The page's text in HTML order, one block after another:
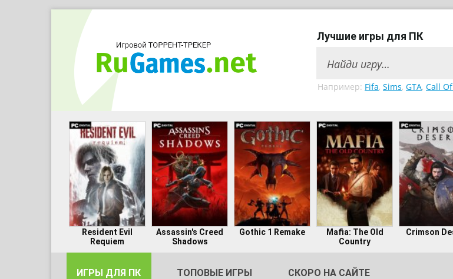
Лучшие игры для ПК
Например: Fifa, Sims, GTA, Call
Resident Evil
Requiem
Assassin's Creed
Shadows
Gothic 1 Remake
Mafia: The Old
Country
Crimson
ИГРЫ ДЛЯ ПК ТОПОВЫЕ ИГРЫ СКОРО НА САЙТЕ